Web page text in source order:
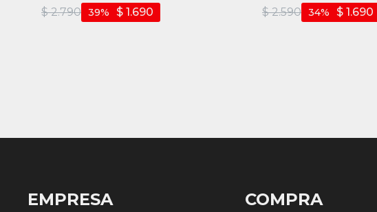
$ 2.790 $ 1.690
39 $ 2.590 $ 1.690
34
EMPRESA COMPRA